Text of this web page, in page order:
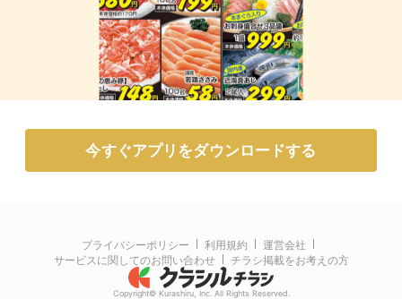
今すぐアプリをダウンロードする
プライバシーポリシー 利用規約
運営会社
サービスに関してのお問い合わせ
チラシ掲載をお考えの方
Copyright© Kurashiru, Inc. All Rights Reserved.